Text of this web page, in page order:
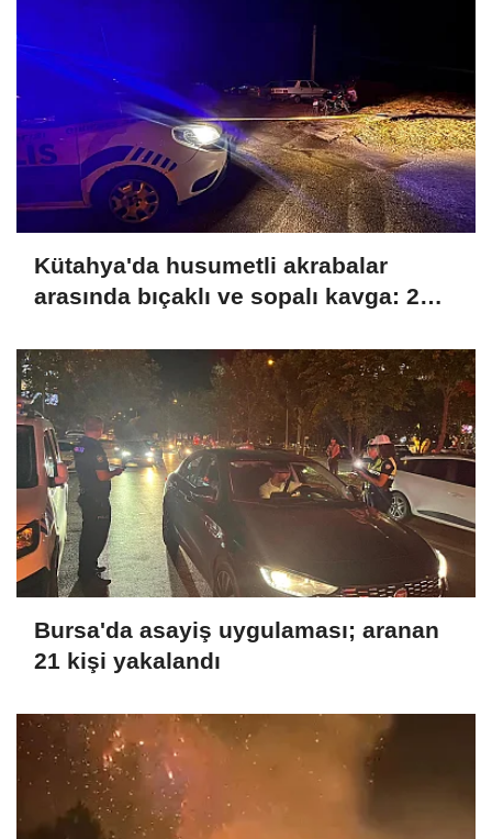
Kütahya'da husumetli akrabalar
arasında bıçaklı ve sopalı kavga: 2
Bursa'da asayiş uygulaması; aranan
21 kişi yakalandı